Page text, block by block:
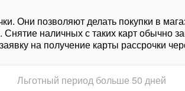
Они позволяют делать покупки в
Снятие наличных с таких карт обычно
на получение карты рассрочки
Льготный период больше 50 дней